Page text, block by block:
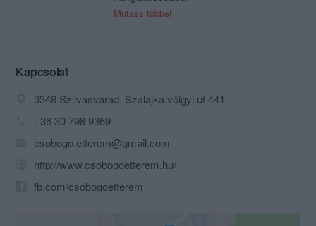
Mutass többet
Kapcsolat
3348 Szilvásvárad, Szalajka völgyi út 441.
+36 30 798 9369
csobogo.etterem@gmail.com
http://www.csobogoetterem.hu/
fb.com/csobogoetterem